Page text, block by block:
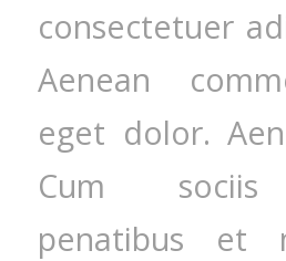
consectetuer
Aenean
eget dolor.
Cum sociis
penatibus et